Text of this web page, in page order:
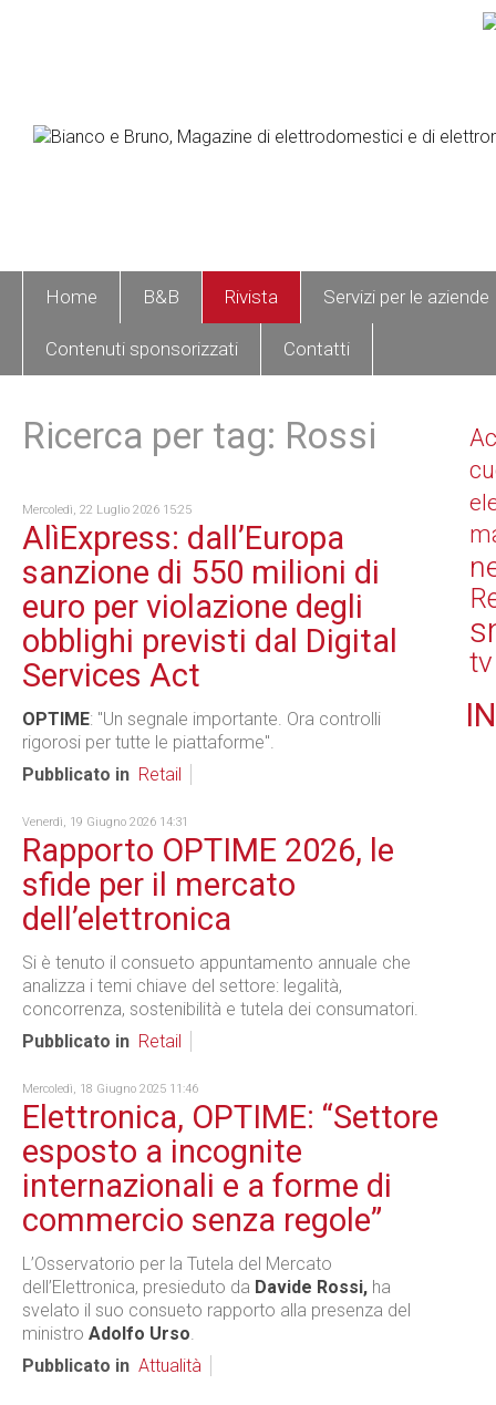
Home B&B Rivista Servizi per le aziende
Contenuti sponsorizzati Contatti
Ricerca per tag: Rossi
Mercoledì, 22 Luglio 2026 15:25
AlìExpress: dall’Europa
sanzione di 550 milioni di
euro per violazione degli
obblighi previsti dal Digital
Services Act
OPTIME: "Un segnale importante. Ora controlli
rigorosi per tutte le piattaforme".
Pubblicato in Retail
Venerdì, 19 Giugno 2026 14:31
Rapporto OPTIME 2026, le
sfide per il mercato
dell’elettronica
Si è tenuto il consueto appuntamento annuale che
analizza i temi chiave del settore: legalità,
concorrenza, sostenibilità e tutela dei consumatori.
Pubblicato in Retail
Mercoledì, 18 Giugno 2025 11:46
Elettronica, OPTIME: “Settore
esposto a incognite
internazionali e a forme di
commercio senza regole”
L’Osservatorio per la Tutela del Mercato
dell’Elettronica, presieduto da Davide Rossi, ha
svelato il suo consueto rapporto alla presenza del
ministro Adolfo Urso.
Pubblicato in Attualità
tv
IN